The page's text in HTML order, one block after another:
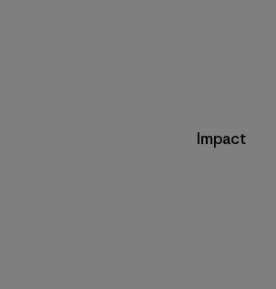
Impact